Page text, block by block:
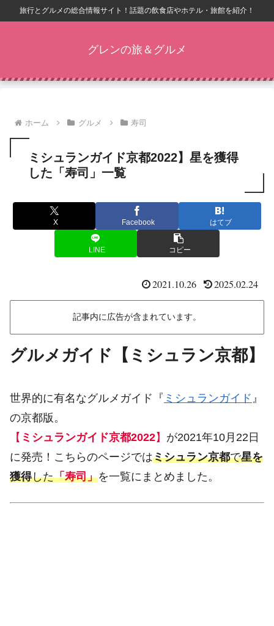
旅行とグルメの総合情報サイト！話題の飲食店やホテル・旅館を紹介！
グレンの旅＆グルメ
ホーム グルメ 寿司
ミシュランガイド京都2022】星を獲得
した「寿司」一覧
X Facebook はてブ
LINE コピー
2021.10.26 2025.02.24
記事内に広告が含まれています。
グルメガイド【ミシュラン京都】
世界的に有名なグルメガイド『 ミシュランガイド 』
の京都版。
【 ミシュランガイド京都2022】 が2021年10月22日
に発売！こちらのページではミシュラン京都で星を
獲得した「寿司」を一覧にまとめました。